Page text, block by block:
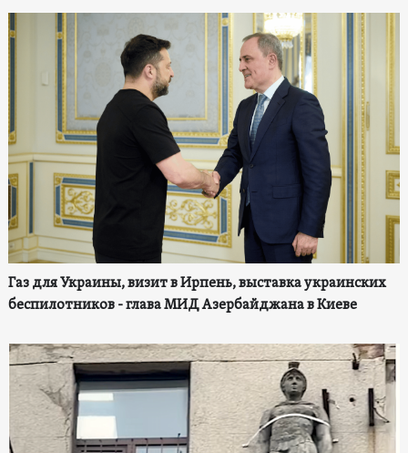
Газ для Украины, визит в Ирпень, выставка украинских
беспилотников - глава МИД Азербайджана в Киеве